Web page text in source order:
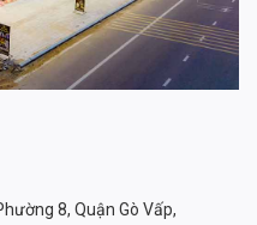
8, Quận Gò Vấp,